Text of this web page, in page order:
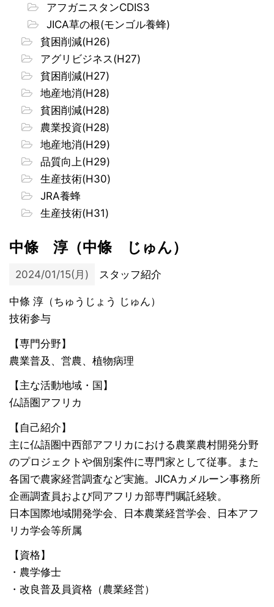
アフガニスタンCDIS3
JICA草の根(モンゴル養蜂)
貧困削減(H26)
アグリビジネス(H27)
貧困削減(H27)
地産地消(H28)
貧困削減(H28)
農業投資(H28)
地産地消(H29)
品質向上(H29)
生産技術(H30)
JRA養蜂
生産技術(H31)
中條 淳（中條 じゅん）
2024/01/15(月) スタッフ紹介
中條 淳（ちゅうじょう じゅん）
技術参与
【専門分野】
農業普及、営農、植物病理
【主な活動地域・国】
仏語圏アフリカ
【自己紹介】
主に仏語圏中西部アフリカにおける農業農村開発分野
のプロジェクトや個別案件に専門家として従事。また
各国で農家経営調査など実施。JICAカメルーン事務所
企画調査員および同アフリカ部専門嘱託経験。
日本国際地域開発学会、日本農業経営学会、日本アフ
リカ学会等所属
【資格】
・農学修士
・改良普及員資格（農業経営）